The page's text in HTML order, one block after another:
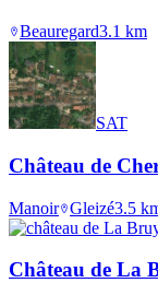
Beauregard3.1 km
SAT
Château de
Manoir Gleizé3.5
Château de La